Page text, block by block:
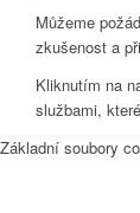
Můžeme
zkušenost a
Kliknutím na
službami,
Základní soubory